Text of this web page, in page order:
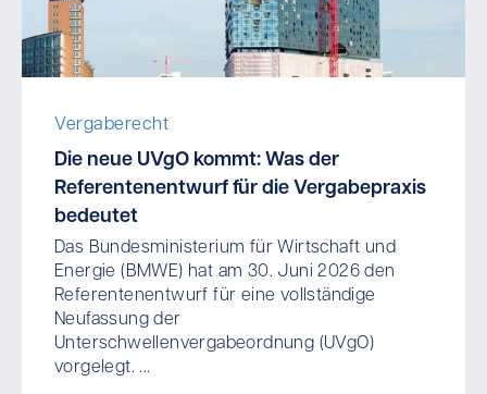
Vergaberecht
Die neue UVgO kommt: Was der
Referentenentwurf für die Vergabepraxis
bedeutet
Das Bundesministerium für Wirtschaft und
Energie (BMWE) hat am 30. Juni 2026 den
Referentenentwurf für eine vollständige
Neufassung der
Unterschwellenvergabeordnung (UVgO)
vorgelegt. ...